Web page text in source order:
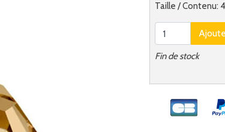
Taille / Contenu:
Fin de stock